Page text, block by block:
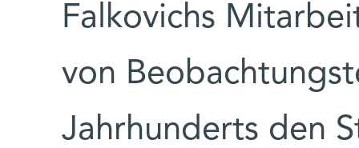
Falkovichs
von
Jahrhunderts den